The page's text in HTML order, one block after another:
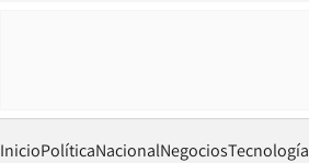
InicioPolíticaNacionalNegociosTecnología